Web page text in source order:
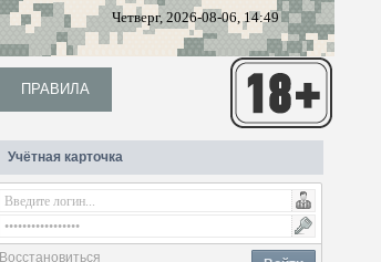
Четверг, 2026-08-06, 14:49
ПРАВИЛА
Учётная карточка
Восстановиться